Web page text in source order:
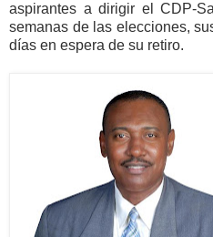
aspirantes a dirigir el CDP-
semanas de las elecciones,
días en espera de su retiro.